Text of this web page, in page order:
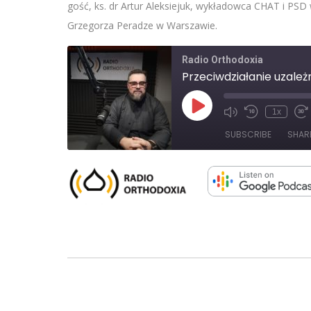
gość, ks. dr Artur Aleksiejuk, wykładowca CHAT i
Grzegorza Peradze w Warszawie.
Radio Orthodoxia
Przeciwdziałanie
Play
Episode Mute/Unmute
Rewind
Seconds
1x
30
SUBSCRIBE
RSS FEED
SHARE